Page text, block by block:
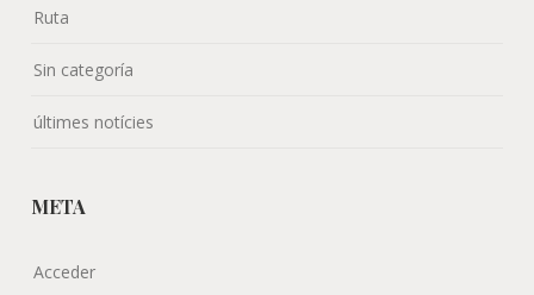
Ruta
Sin categoría
últimes notícies
META
Acceder